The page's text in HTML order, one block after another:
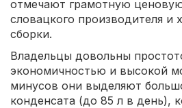
отмечают грамотную
словацкого производителя и
сборки.
Владельцы довольны
экономичностью и высокой
минусов они выделяют
конденсата (до 85 л в день),